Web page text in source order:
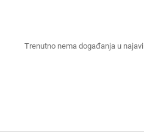
Trenutno nema događanja u najavi